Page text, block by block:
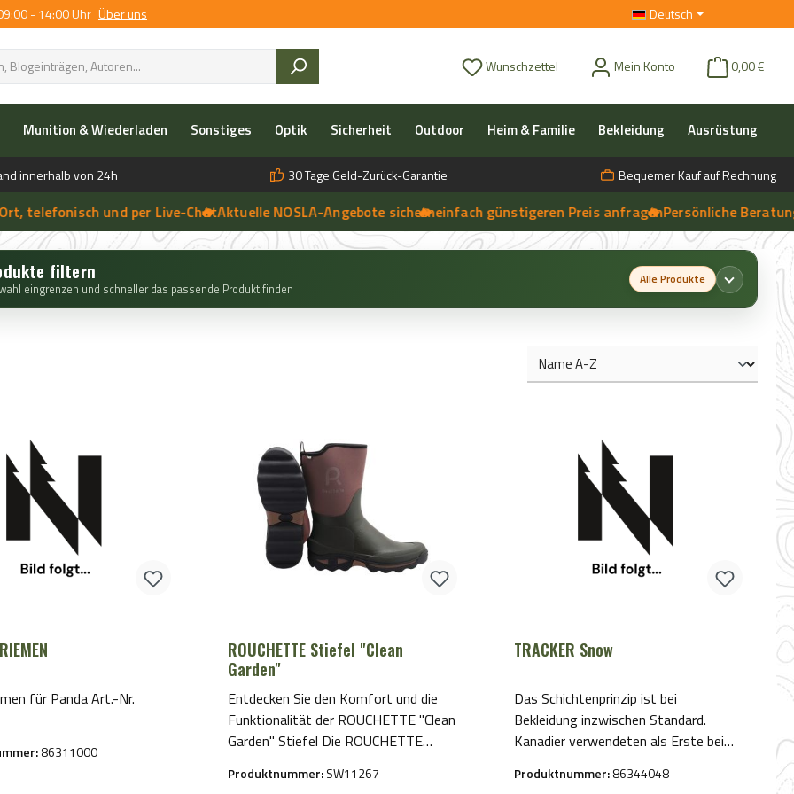
- 14:00 Uhr Über uns Deutsch
Wunschzettel Du hast 0 Produkte auf dem Merkzettel
Mein Konto 0,00 €
Munition & Wiederladen Sonstiges Optik Sicherheit Outdoor Heim & Familie Bekleidung Ausrüstung
innerhalb von 24h 30 Tage Geld-Zurück-Garantie Bequemer Kauf auf Rechnung
und per Live-Chat
➔
🔥 Aktuelle NOSLA-Angebote sichern
➔
🔥 einfach günstigeren Preis anfragen
➔
🔥 Persönliche Beratung vor
| 🔥 Persönliche Beratung vor Ort, telefonisch und per Live-Chat
filtern
eingrenzen und schneller das passende Produkt finden
Alle Produkte
für Panda Art.-Nr.
86311000
ROUCHETTE Stiefel "Clean
Garden"
Entdecken Sie den Komfort und die
Funktionalität der ROUCHETTE "Clean
Garden" Stiefel Die ROUCHETTE
ultimative Lösung für alle
Produktnummer:SW11267
TRACKER Snow
Das Schichtenprinzip ist bei
Bekleidung inzwischen Standard.
Kanadier verwendeten als Erste bei
Prinzip. Die Temperaturangabe 40°C
Produktnummer:86344048